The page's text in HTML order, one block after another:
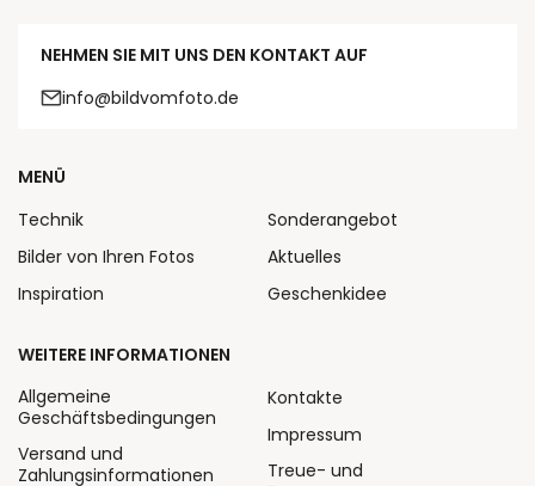
NEHMEN SIE MIT UNS DEN KONTAKT AUF
info@bildvomfoto.de
MENÜ
Technik
Bilder von Ihren Fotos
Inspiration
Sonderangebot
Aktuelles
Geschenkidee
WEITERE INFORMATIONEN
Allgemeine
Geschäftsbedingungen
Versand und
Zahlungsinformationen
Kontakte
Impressum
Treue- und